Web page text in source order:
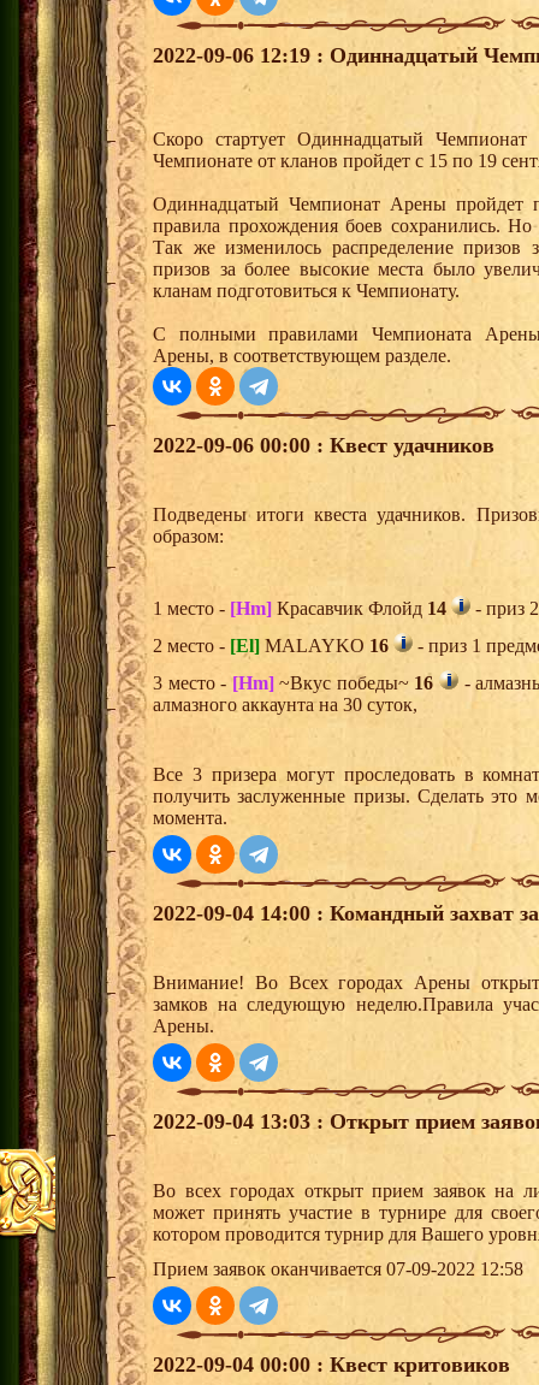
2022-09-06 12:19 : Одиннадцатый
Скоро стартует Одиннадцатый
Чемпионате от кланов пройдет с 15 по 19
Одиннадцатый Чемпионат Арены
правила прохождения боев сохранились.
Так же изменилось распределение призов
призов за более высокие места было
кланам подготовиться к Чемпионату.
С полными правилами Чемпионата
Арены, в соответствующем разделе.
2022-09-06 00:00 : Квест удачников
Подведены итоги квеста удачников.
образом:
1 место - [Hm] Красавчик Флойд 14
- приз
2 место - [El] MALAYKO 16
- приз 1
3 место - [Hm]~Вкус победы~ 16
-
алмазного аккаунта на 30 суток,
Все 3 призера могут проследовать в
получить заслуженные призы. Сделать это
момента.
2022-09-04 14:00 : Командный захват
Внимание! Во Всех городах Арены
замков на следующую неделю.Правила
Арены.
2022-09-04 13:03 : Открыт прием
Во всех городах открыт прием заявок на
может принять участие в турнире для
котором проводится турнир для Вашего
Прием заявок оканчивается 07-09-2022 12:58
2022-09-04 00:00 : Квест критовиков